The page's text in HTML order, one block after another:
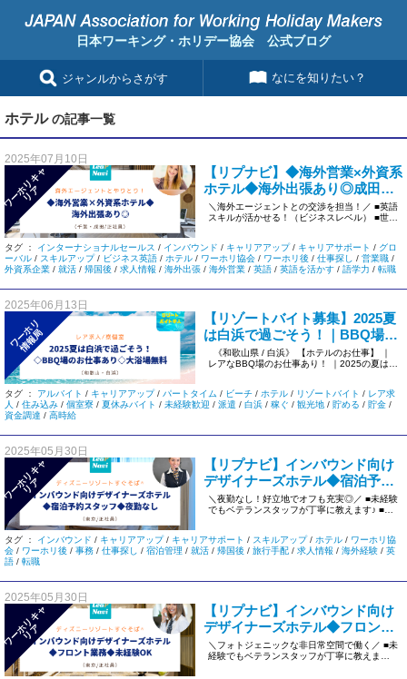
日本ワーキング・ホリデー協会 公式ブログ
ジャンルからさがす なにを知りたい？
ホテルの記事一覧
2025年07月10日
ワ
ー
ホ
リ
キ
ャ
リ
ア
【リプナビ】◆海外営業×外資系
ホテル◆海外出張あり◎成田で
グローバルキャリア＜千葉／正
社員＞1260
＼海外エージェントとの交渉を担当！／ ■英語
スキルが活かせる！（ビジネスレベル） ■世界
タグ ： インターナショナルセールス / インバウンド / キャリアアップ/ キャリアサポート / グロ
ーバル / スキルアップ/ ビジネス英語 / ホテル / ワーホリ協会 / ワーホリ後 / 仕事探し / 営業職 /
外資系企業 / 就活 / 帰国後 / 求人情報 / 海外出張 / 海外営業 / 英語 / 英語を活かす / 語学力 / 転職
2025年06月13日
ワーホリ
情報局
【リゾートバイト募集】2025夏
は白浜で過ごそう！｜BBQ場の
お仕事あり◇大浴場無料【和歌
山・白浜】
《和歌山県 / 白浜》 【ホテルのお仕事】 ｜
レアなBBQ場のお仕事あり！ ｜2025の夏は白
タグ ： アルバイト / キャリアアップ/ パートタイム / ビーチ / ホテル / リゾートバイト / レア求
人 / 住み込み / 個室寮 / 夏休みバイト / 未経験歓迎 / 派遣 / 白浜 / 稼ぐ / 観光地 / 貯める / 貯金 /
資金調達 / 高時給
2025年05月30日
ワ
ー
ホ
リ
キ
ャ
リ
ア
【リプナビ】インバウンド向け
デザイナーズホテル◆宿泊予約
スタッフ◆夜勤なし＜東京/正社
員＞284
＼夜勤なし！好立地でオフも充実◎／ ■未経験
でもベテランスタッフが丁寧に教えます♪ ■東
タグ ： インバウンド / キャリアアップ/ キャリアサポート / スキルアップ/ ホテル / ワーホリ協
会 / ワーホリ後 / 事務 / 仕事探し / 宿泊管理 / 就活 / 帰国後 / 旅行手配 / 求人情報 / 海外経験 / 英
語 / 転職
2025年05月30日
ワ
ー
ホ
リ
キ
ャ
リ
ア
【リプナビ】インバウンド向け
デザイナーズホテル◆フロント
業務◆未経験OK＜東京/正社員＞
284
＼フォトジェニックな非日常空間で働く／ ■未
経験でもベテランスタッフが丁寧に教えます♪